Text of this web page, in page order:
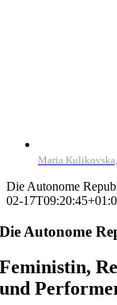
Maria
Die Autonome
02-
Die Autonome
Feministin,
und